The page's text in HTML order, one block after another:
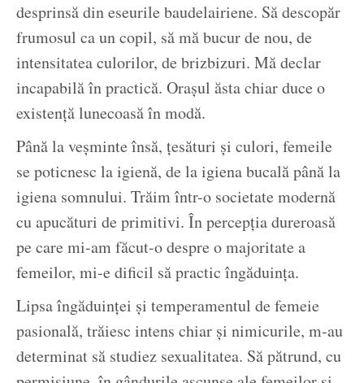
desprinsă din eseurile baudelairiene. Să descopăr
frumosul ca un copil, să mă bucur de nou, de
intensitatea culorilor, de brizbizuri. Mă declar
incapabilă în practică. Orașul ăsta chiar duce o
existență lunecoasă în modă.
Până la veșminte însă, țesături și culori, femeile
se poticnesc la igienă, de la igiena bucală până la
igiena somnului. Trăim într-o societate modernă
cu apucături de primitivi. În percepția dureroasă
pe care mi-am făcut-o despre o majoritate a
femeilor, mi-e dificil să practic îngăduința.
Lipsa îngăduinței și temperamentul de femeie
pasională, trăiesc intens chiar și nimicurile, m-au
determinat să studiez sexualitatea. Să pătrund, cu